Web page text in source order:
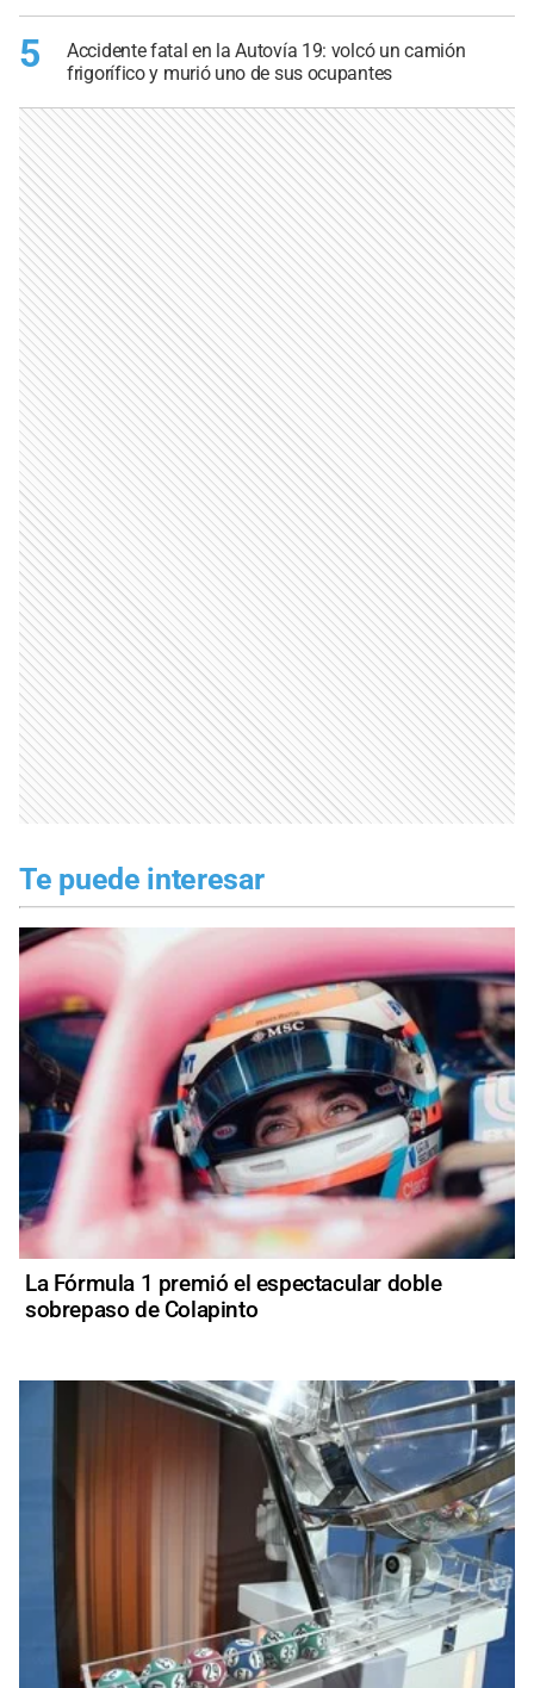
5
Accidente fatal en la Autovía 19: volcó un camión
frigorífico y murió uno de sus ocupantes
Te puede interesar
La Fórmula 1 premió el espectacular doble
sobrepaso de Colapinto